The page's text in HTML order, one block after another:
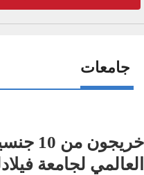
جامعات
العالمي لجامعة